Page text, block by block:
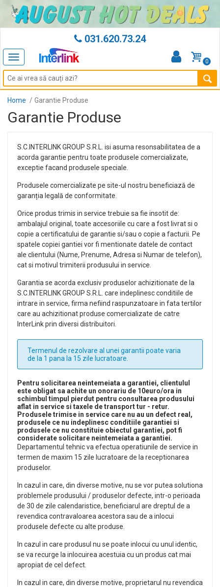
031.620.73.24
Toggle
navigation
0
Home Garantie Produse
Garantie Produse
S.C.INTERLINK GROUP S.R.L. isi asuma resonsabilitatea de a
acorda garantie pentru toate produsele comercializate,
exceptie facand produsele speciale.
Produsele comercializate pe site-ul nostru beneficiază de
garanția legală de conformitate.
Orice produs trimis in service trebuie sa fie insotit de:
ambalajul original, toate accesoriile cu care a fost livrat si o
copie a certificatului de garantie si/sau o copie a facturii. Pe
spatele copiei gantiei vor fi mentionate datele de contact
ale clientului (Nume, Prenume, Adresa si Numar de telefon),
cat si motivul trimiterii produsului in service.
Garantia se acorda exclusiv produselor achizitionate de la
S.C.INTERLINK GROUP S.R.L. care indeplinesc conditiile de
intrare in service, firma nefiind raspunzatoare in fata tertilor
care au achizitionat produse comercializate de catre
InterLink prin diversi distribuitori.
Termenul de rezolvare al unei garantii poate varia
de la 1 pana la 15 zile lucratoare.
Pentru solicitarea neintemeiata a garantiei, clientulul
este obligat sa achite un onorariu de 10euro/ora in
schimbul timpul pierdut pentru consultarea produsului
aflat in service si taxele de transport tur - retur.
Produsele trimise in service care nu au un defect real,
produsele ce nu indeplinesc conditiile garantiei si
produsele ce nu constituie obiectul garantiei, pot fi
considerate solicitare neintemeiata a garantiei.
Departamentul tehnic va efectua operatiunile de service in
termen de maxim 15 zile lucratoare de la receptionarea
produselor.
In cazul in care, din diverse motive, nu se vor putea solutiona
problemele produsului / produselor defecte, intr-o perioada
de 30 de zile calendaristice, beneficiarul are dreptul de a
revendica contravaloarea acestora sau de a inlocui
produsele defecte cu alte produse.
In cazul in care produsul nu se poate inlocui cu unul identic,
se va recurge la inlocuirea acestuia cu un produs cat mai
apropiat de cel defect.
In cazul in care, din diverse motive, proprietarul nu revendica